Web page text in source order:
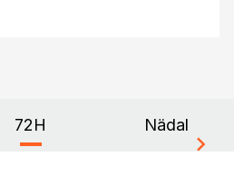
72H Nädal